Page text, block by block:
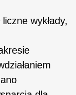
wykłady,